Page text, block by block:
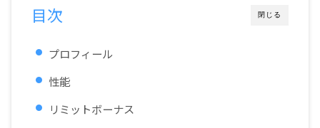
閉じる
目次
プロフィール
性能
リミットボーナス